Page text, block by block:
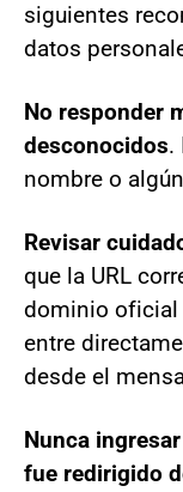
siguientes
datos
No responder
desconocidos.
nombre o
Revisar
que la URL
dominio oficial
entre
desde el
Nunca
fue redirigido